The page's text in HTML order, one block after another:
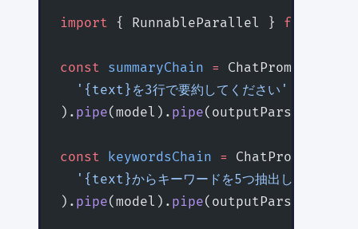
import { RunnableParallel } from
const summaryChain =
  '{text}を3行で要約してください'
). pipe(model). pipe(outputParser);
const keywordsChain =
'{text}からキーワードを5つ抽出してくださ
). pipe(model). pipe(outputParser);